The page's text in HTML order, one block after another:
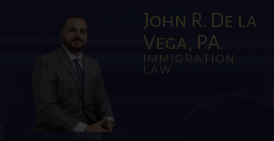
John R. De la
Vega, P.A.
IMMIGRATION
LAW